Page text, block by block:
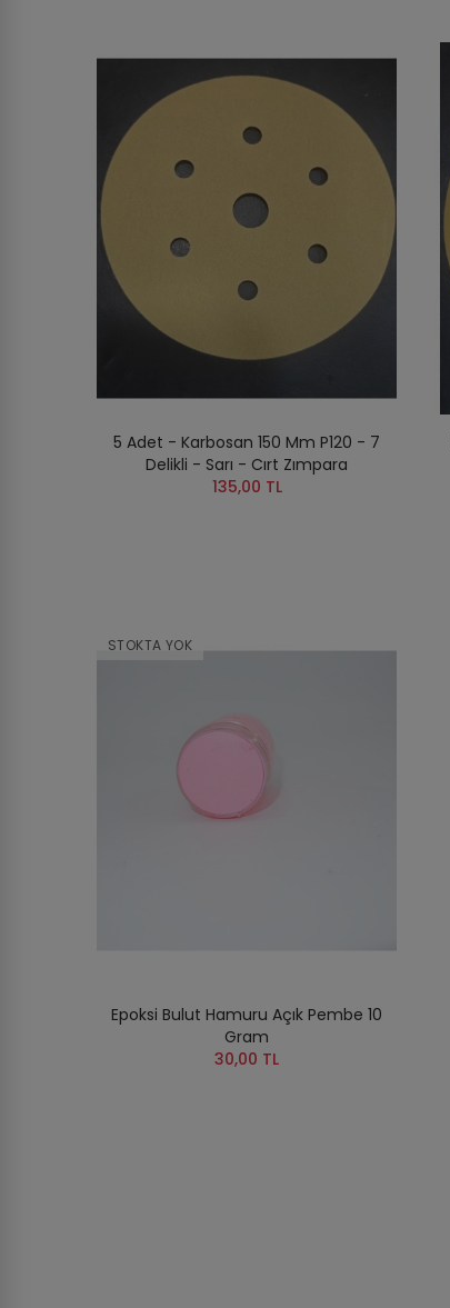
5 Adet - Karbosan 150 Mm P120 - 7
Delikli - Sarı - Cırt Zımpara
135,00 TL
STOKTA YOK
Epoksi Bulut Hamuru Açık Pembe 10
Gram
30,00 TL